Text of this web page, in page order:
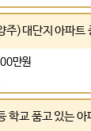
만원
학교 품고 있는